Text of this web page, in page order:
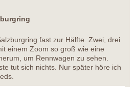
fast zur Hälfte. Zwei, drei
einem Zoom so groß wie eine
um Rennwagen zu sehen.
tut sich nichts. Nur später höre ich